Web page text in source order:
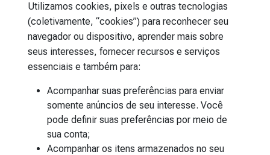
Utilizamos cookies, pixels e outras tecnologias
(coletivamente, “cookies”) para reconhecer seu
navegador ou dispositivo, aprender mais sobre
seus interesses, fornecer recursos e serviços
essenciais e também para:
Acompanhar suas preferências para enviar
somente anúncios de seu interesse. Você
pode definir suas preferências por meio de
sua conta;
Acompanhar os itens armazenados no seu